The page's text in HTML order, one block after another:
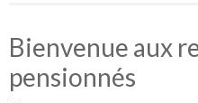
Bienvenue aux
pensionnés